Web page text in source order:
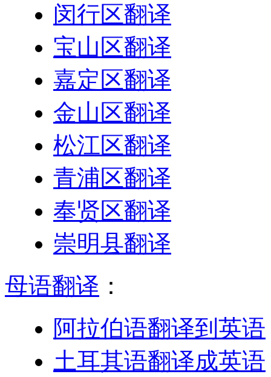
闵行区翻译
宝山区翻译
嘉定区翻译
金山区翻译
松江区翻译
青浦区翻译
奉贤区翻译
崇明县翻译
母语翻译 ：
阿拉伯语翻译到英语
土耳其语翻译成英语